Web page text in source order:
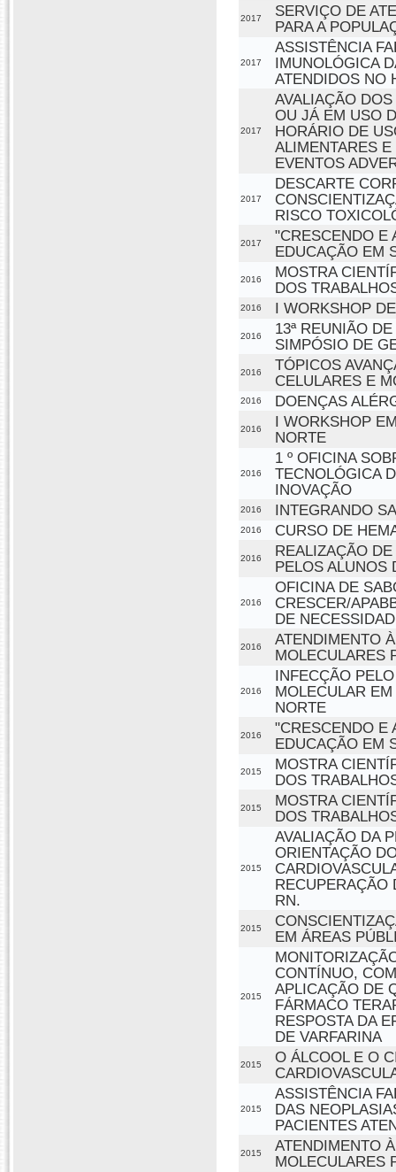
2017
SERVIÇO DE
PARA A
2017
ASSISTÊNCIA
IMUNOLÓGICA
ATENDIDOS NO
2017
AVALIAÇÃO
OU JÁ EM USO
HORÁRIO DE
ALIMENTARES
EVENTOS
2017
DESCARTE
RISCO
2017
"CRESCENDO E
EDUCAÇÃO EM
2016
MOSTRA
DOS
2016 I WORKSHOP
2016
13ª REUNIÃO
SIMPÓSIO DE
2016
TÓPICOS
CELULARES E
2016 DOENÇAS
2016
I WORKSHOP
NORTE
2016
1 º OFICINA
TECNOLÓGICA
INOVAÇÃO
2016 INTEGRANDO
2016 CURSO DE
2016
REALIZAÇÃO
PELOS ALUNOS
2016
OFICINA DE
CRESCER/
DE
2016
ATENDIMENTO
MOLECULARES
2016
INFECÇÃO
MOLECULAR
NORTE
2016
"CRESCENDO E
EDUCAÇÃO EM
2015
MOSTRA
DOS
2015
MOSTRA
DOS
2015
AVALIAÇÃO DA
ORIENTAÇÃO
RECUPERAÇÃO
RN.
2015
EM ÁREAS
2015
CONTÍNUO,
APLICAÇÃO DE
FÁRMACO
RESPOSTA DA
DE VARFARINA
2015
O ÁLCOOL E O
2015
ASSISTÊNCIA
DAS
PACIENTES
2015
ATENDIMENTO
MOLECULARES